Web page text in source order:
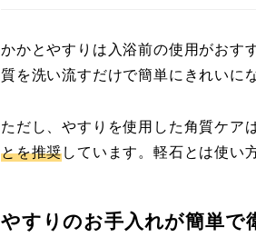
かかとやすりは入浴前の使用がおす
質を洗い流すだけで簡単にきれいに
ただし、やすりを使用した角質ケア
とを推奨しています。軽石とは使い
やすりのお手入れが簡単で